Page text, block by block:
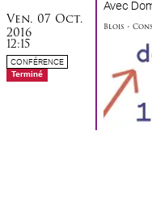
vendredi
Ven. 07 octobre
Oct.
2016
12:15
CONFÉRENCE
Terminé
Avec
Blois •